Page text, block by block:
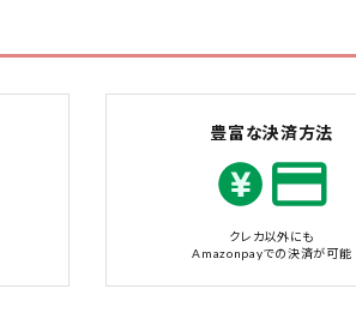
豊富な決済方法
クレカ以外にも
Amazonpayでの決済が可能